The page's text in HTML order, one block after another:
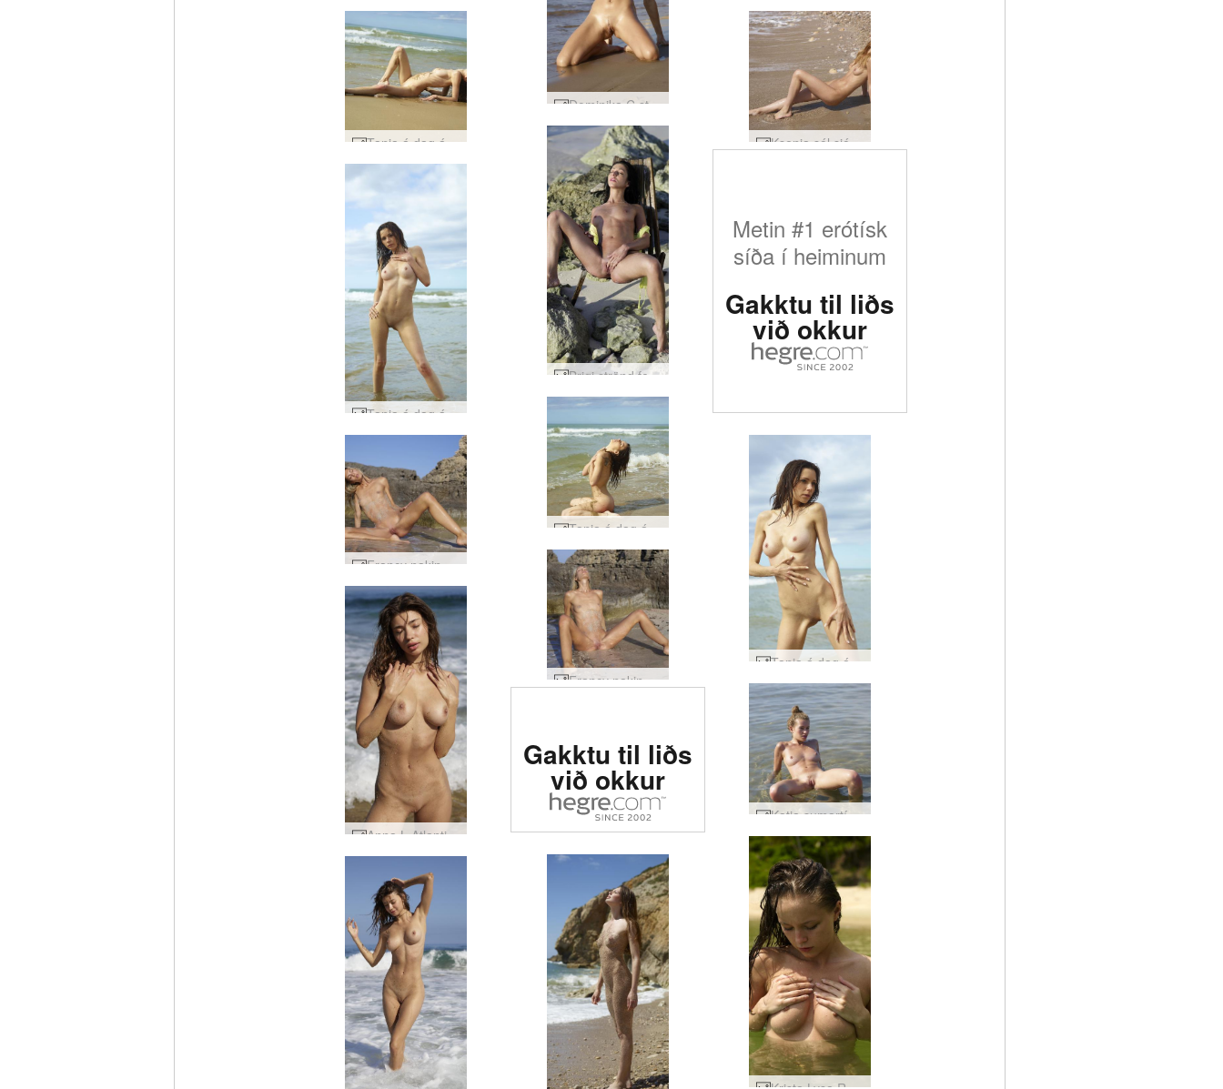
Dominika C strandpartý #28
Tania á dag á ströndinni #25 Ksenia sól sjó og kynlíf #12
Brigi strönd fegurð #32
Tania á dag á ströndinni #61
Metin #1 erótísk
síða í heiminum
Gakktu til liðs
við okkur
Tania á dag á ströndinni #41
Francy nakinn sýningarmaður #25
Tania á dag á ströndinni #69
Francy nakinn sýningarmaður #9
Anna L Atlantic list #21
Katia sumartími #19
síða í heiminum
Gakktu til liðs
við okkur